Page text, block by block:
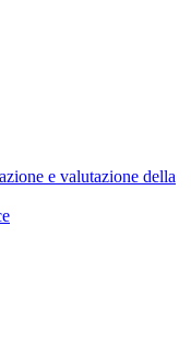
e valutazione della